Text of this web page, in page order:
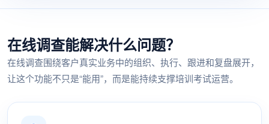
在线调查能解决什么问题？
在线调查围绕客户真实业务中的组织、执行、跟进和复盘展开，
让这个功能不只是“能用”，而是能持续支撑培训考试运营。